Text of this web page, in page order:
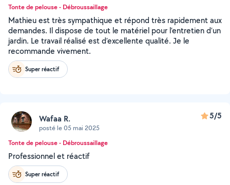
Tonte de pelouse - Débroussaillage
Mathieu est très sympathique et répond très rapidement aux
demandes. Il dispose de tout le matériel pour l’entretien d’un
jardin. Le travail réalisé est d’excellente qualité. Je le
recommande vivement.
Super réactif
Wafaa R.
posté le 05 mai 2025
5/5
Tonte de pelouse - Débroussaillage
Professionnel et réactif
Super réactif